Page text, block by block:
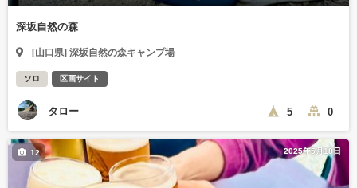
深坂自然の森
[山口県] 深坂自然の森キャンプ場
ソロ 区画サイト
タロー 5 0
2025年5月18日
12